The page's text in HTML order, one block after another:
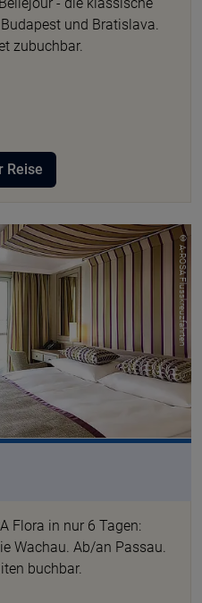
und Bratislava.
zubuchbar.
Reise
© A-ROSA Flusskreuzfahrten
Flora in nur 6 Tagen:
Wachau. Ab/an Passau.
buchbar.